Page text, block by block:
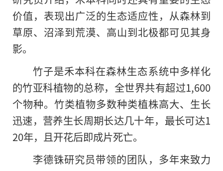
价值，表现出广泛的生态适应性，从森林到
草原、沼泽到荒漠、高山到北极都可见其身
影。
竹子是禾本科在森林生态系统中多样化
的竹亚科植物的总称，全世界共有超过1,600
个物种。竹类植物多数种类植株高大、生长
迅速，营养生长周期长达几十年，最长可达1
20年，且开花后即成片死亡。
李德铢研究员带领的团队，多年来致力